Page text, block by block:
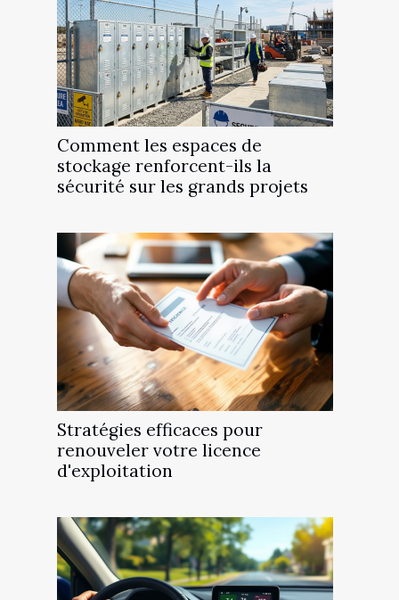
Comment les espaces de
stockage renforcent-ils la
sécurité sur les grands projets
Stratégies efficaces pour
renouveler votre licence
d'exploitation